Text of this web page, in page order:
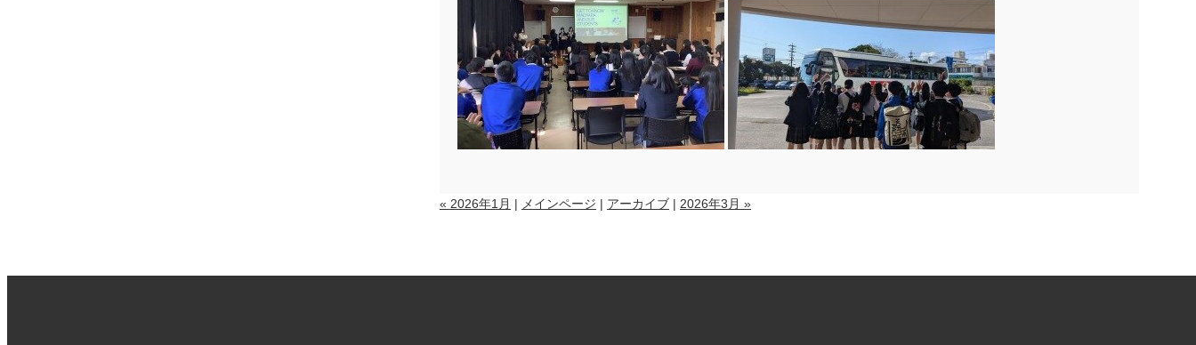
« 2026年1月 | メインページ | アーカイブ | 2026年3月 »